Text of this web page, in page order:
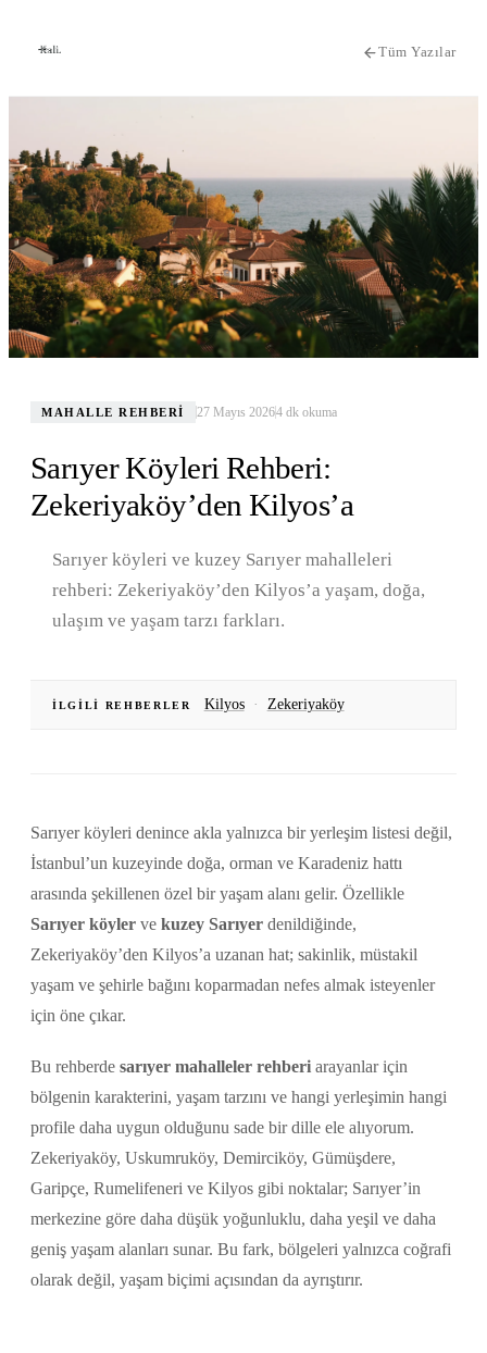
Tüm Yazılar
MAHALLE REHBERI 27 Mayıs 20264dk okuma
Sarıyer Köyleri Rehberi:
Zekeriyaköy’den Kilyos’a
Sarıyer köyleri ve kuzey Sarıyer mahalleleri
rehberi: Zekeriyaköy’den Kilyos’a yaşam, doğa,
ulaşım ve yaşam tarzı farkları.
İLGILI REHBERLER Kilyos · Zekeriyaköy
Sarıyer köyleri denince akla yalnızca bir yerleşim listesi değil,
İstanbul’un kuzeyinde doğa, orman ve Karadeniz hattı
arasında şekillenen özel bir yaşam alanı gelir. Özellikle
Sarıyer köyler ve kuzey Sarıyer denildiğinde,
Zekeriyaköy’den Kilyos’a uzanan hat; sakinlik, müstakil
yaşam ve şehirle bağını koparmadan nefes almak isteyenler
için öne çıkar.
Bu rehberde sarıyer mahalleler rehberi arayanlar için
bölgenin karakterini, yaşam tarzını ve hangi yerleşimin hangi
profile daha uygun olduğunu sade bir dille ele alıyorum.
Zekeriyaköy, Uskumruköy, Demirciköy, Gümüşdere,
Garipçe, Rumelifeneri ve Kilyos gibi noktalar; Sarıyer’in
merkezine göre daha düşük yoğunluklu, daha yeşil ve daha
geniş yaşam alanları sunar. Bu fark, bölgeleri yalnızca coğrafi
olarak değil, yaşam biçimi açısından da ayrıştırır.